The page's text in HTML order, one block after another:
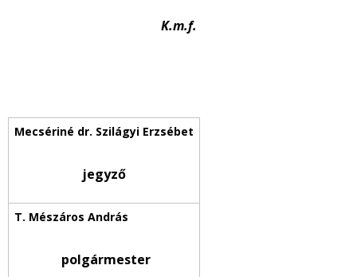
K.m.f.
jegyző
polgármester